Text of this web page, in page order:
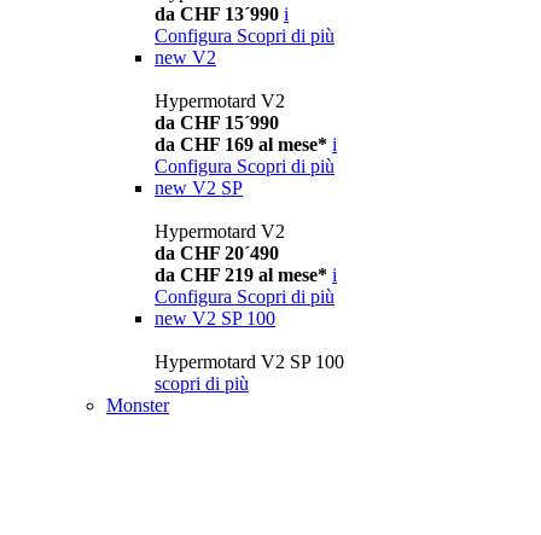
da CHF 13´990 i
Configura Scopri di più
new V2
Hypermotard V2
da CHF 15´990
da CHF 169 al mese* i
Configura Scopri di più
new V2 SP
Hypermotard V2
da CHF 20´490
da CHF 219 al mese* i
Configura Scopri di più
new V2 SP 100
Hypermotard V2 SP 100
scopri di più
Monster